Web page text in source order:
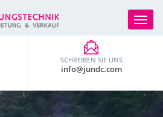
Toggle
SCHREIBEN SIE UNS
info@jundc.com